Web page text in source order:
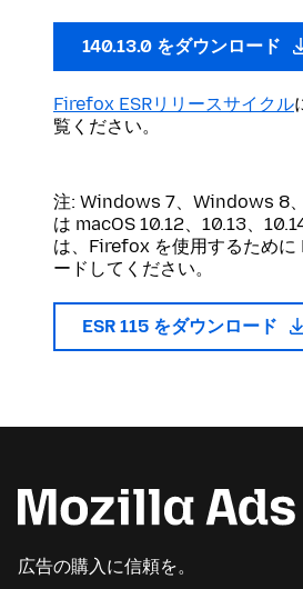
140.13.0 をダウンロード
Firefox ESRリリースサイクル
覧ください。
注: Windows 7、Windows 8
は macOS 10.12、10.13、
は、Firefox を使用するために
ードしてください。
ESR 115 をダウンロード
広告の購入に信頼を。